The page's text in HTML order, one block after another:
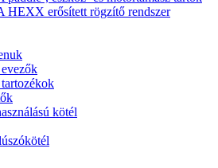
erősített rögzítő rendszer
kötél